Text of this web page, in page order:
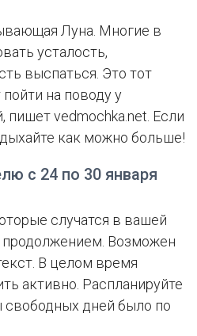
Луна. Многие в
усталость,
выспаться. Это тот
на поводу у
пишет vedmochka.net. Если
как можно больше!
с 24 по 30 января
случатся в вашей
продолжением. Возможен
В целом время
активно. Распланируйте
свободных дней было по